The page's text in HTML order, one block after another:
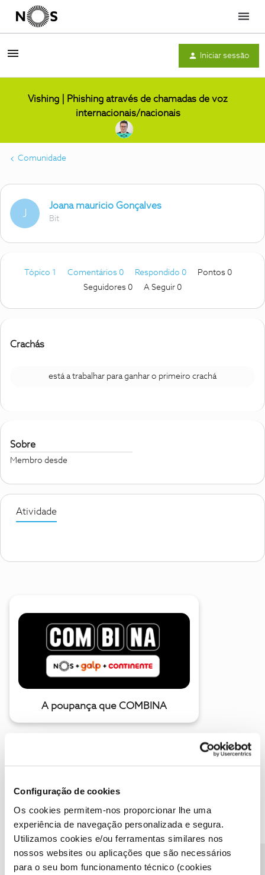
Configuração de cookies
Os cookies permitem-nos proporcionar lhe uma
experiência de navegação personalizada e segura.
Utilizamos cookies e/ou ferramentas similares nos
nossos websites ou aplicações que são necessários
para o seu bom funcionamento técnico (cookies
Menu
Iniciar sessão
Vishing | Phishing através de chamadas de voz
internacionais/nacionais
Comunidade
J
Joana mauricio Gonçalves
Bit
Tópico 1 Comentários 0 Respondido 0
Pontos 0
Seguidores 0 A Seguir 0
Crachás
está a trabalhar para ganhar o primeiro crachá
Sobre
Membro desde
Atividade
A poupança que COMBINA
Descubra as novidades de julho